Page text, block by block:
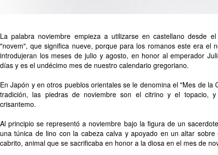
La palabra noviembre empieza a utilizarse en castellano desde
"novem", que significa nueve, porque para los romanos este era el
introdujeran los meses de julio y agosto, en honor al emperador
días y es el undécimo mes de nuestro calendario gregoriano.
En Japón y en otros pueblos orientales se le denomina el "Mes de la
tradición, las piedras de noviembre son el citrino y el topacio,
crisantemo.
Al principio se representó a noviembre bajo la figura de un
una túnica de lino con la cabeza calva y apoyado en un altar
cabrito, animal que se sacrificaba en honor a la diosa en el mes de